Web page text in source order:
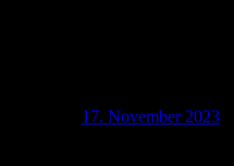
17. November 2023